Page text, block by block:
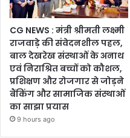
CG NEWS : मंत्री श्रीमती लक्ष्मी
राजवाड़े की संवेदनशील पहल,
बाल देखरेख संस्थाओं के अनाथ
एवं निराश्रित बच्चों को कौशल,
प्रशिक्षण और रोजगार से जोड़ने
बैंकिंग और सामाजिक संस्थाओं
का साझा प्रयास
9 hours ago